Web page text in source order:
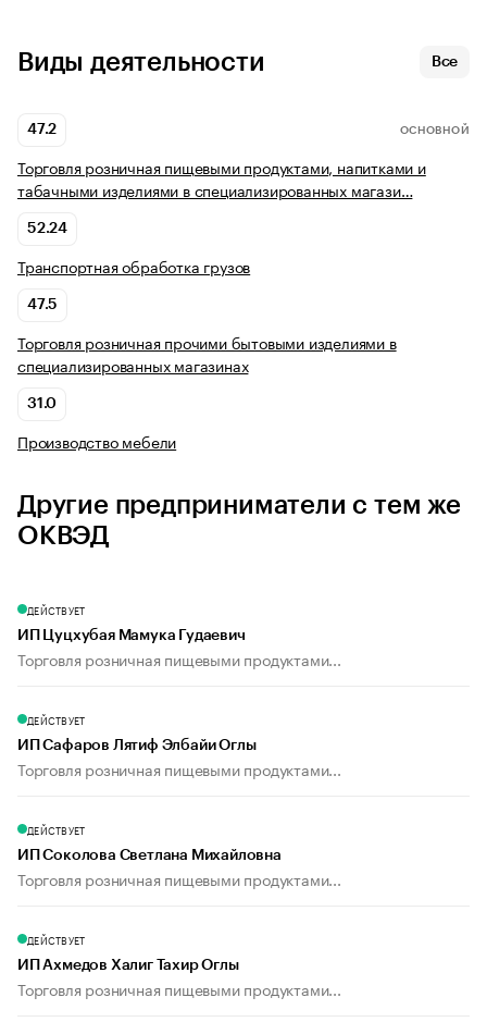
Виды деятельности Все
47.2 ОСНОВНОЙ
Торговля розничная пищевыми продуктами, напитками и
табачными изделиями в специализированных магази…
52.24
Транспортная обработка грузов
47.5
Торговля розничная прочими бытовыми изделиями в
специализированных магазинах
31.0
Производство мебели
Другие предприниматели с тем же
ОКВЭД
ДЕЙСТВУЕТ
ИП Цуцхубая Мамука Гудаевич
Торговля розничная пищевыми продуктами...
ДЕЙСТВУЕТ
ИП Сафаров Лятиф Элбайи Оглы
Торговля розничная пищевыми продуктами...
ДЕЙСТВУЕТ
ИП Соколова Светлана Михайловна
Торговля розничная пищевыми продуктами...
ДЕЙСТВУЕТ
ИП Ахмедов Халиг Тахир Оглы
Торговля розничная пищевыми продуктами...